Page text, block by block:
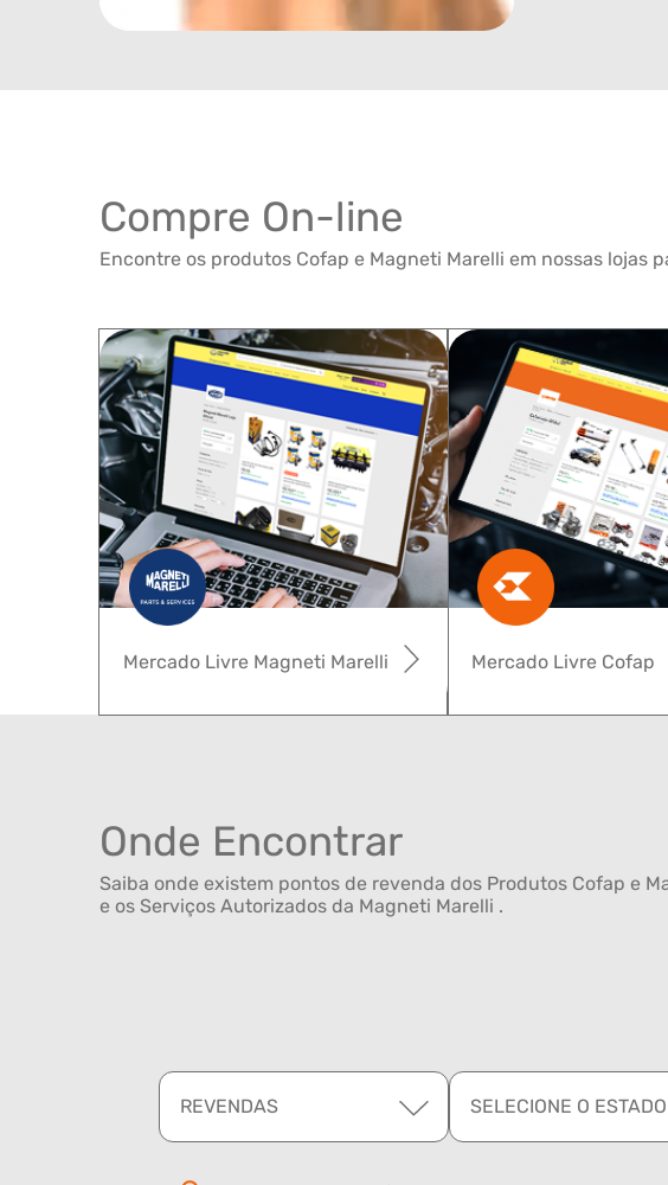
Compre On-line
Encontre os produtos Cofap e Magneti Marelli em nossas lojas
Mercado Livre Cofap
Mercado Livre Magneti Marelli
Onde Encontrar
Saiba onde existem pontos de revenda dos Produtos Cofap e
e os Serviços Autorizados da Magneti Marelli .
REVENDAS SELECIONE O ESTADO